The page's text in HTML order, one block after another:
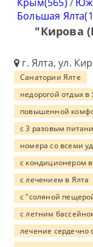
Большая
"Кирова
г. Ялта, ул.
Санатории Ялте
недорогой отдых в
повышенной
с 3 разовым
номера со всеми
с кондиционером
с лечением в Ялта
с "соляной
с летним
лечение сердечно